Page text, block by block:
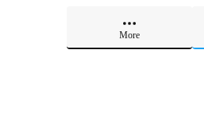
More